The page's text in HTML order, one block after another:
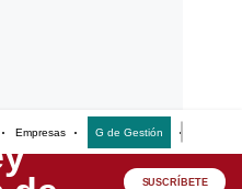
Empresas G de Gestión
SUSCRÍBETE